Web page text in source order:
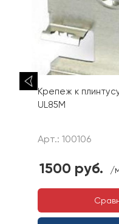
Крепеж к
UL85M
Арт.: 100106
1500 руб. /